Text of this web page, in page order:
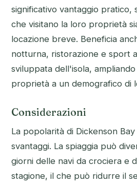
significativo vantaggio pratico,
che visitano la loro proprietà
locazione breve. Beneficia
notturna, ristorazione e sport
sviluppata dell'isola,
proprietà a un demografico di
Considerazioni
La popolarità di Dickenson
svantaggi. La spiaggia può
giorni delle navi da crociera e
stagione, il che può ridurre il